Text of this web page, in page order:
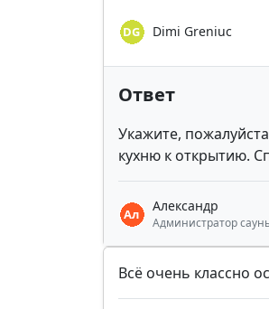
Dimi Greniuc
Ответ
Укажите,
кухню к открытию.
Александр
Администратор
Всё очень классно